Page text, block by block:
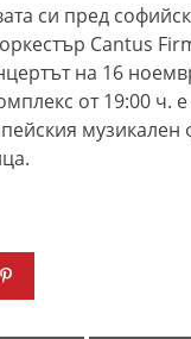
си пред
Cantus
на 16
от 19:00 ч.
музикален